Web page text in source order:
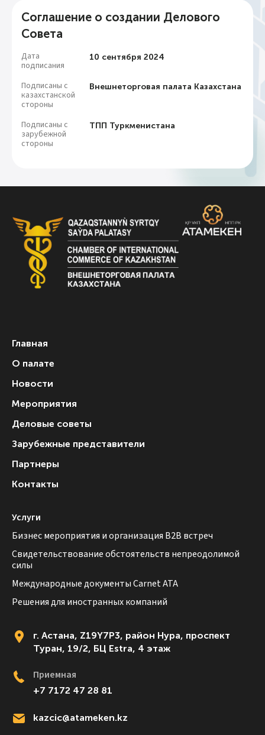
Соглашение о создании Делового
Совета
Дата
подписания
10 сентября 2024
Подписаны с
казахстанской
стороны
Внешнеторговая палата Казахстана
Подписаны с
зарубежной
стороны
ТПП Туркменистана
Главная
О палате
Новости
Мероприятия
Деловые советы
Зарубежные представители
Партнеры
Контакты
Услуги
Бизнес мероприятия и организация B2B встреч
Свидетельствование обстоятельств непреодолимой
силы
Международные документы Carnet ATA
Решения для иностранных компаний
г. Астана, Z19Y7P3, район Нура, проспект
Туран, 19/2, БЦ Estra, 4 этаж
Приемная
+7 7172 47 28 81
kazcic@atameken.kz